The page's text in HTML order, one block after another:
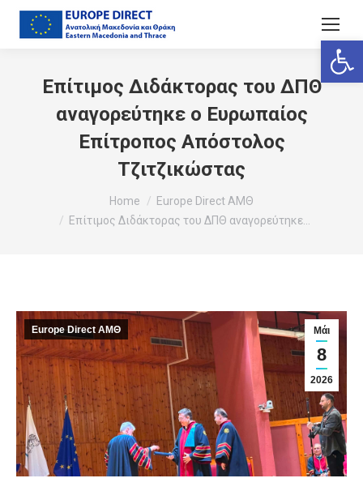
Επίτιμος Διδάκτορας του ΔΠΘ
αναγορεύτηκε ο Ευρωπαίος
Επίτροπος Απόστολος
Τζιτζικώστας
Home
Europe Direct ΑΜΘ
Επίτιμος Διδάκτορας του ΔΠΘ αναγορεύτηκε…
Μάι
8
2026
Europe Direct ΑΜΘ